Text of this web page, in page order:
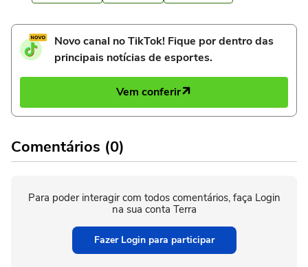
Novo canal no TikTok! Fique por dentro das
principais notícias de esportes.
Vem conferir
Comentários (0)
Para poder interagir com todos comentários, faça Login
na sua conta Terra
Fazer Login para participar